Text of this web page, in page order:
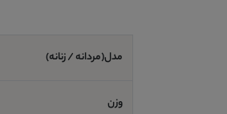
مدل(مردانه / زنانه)
وزن